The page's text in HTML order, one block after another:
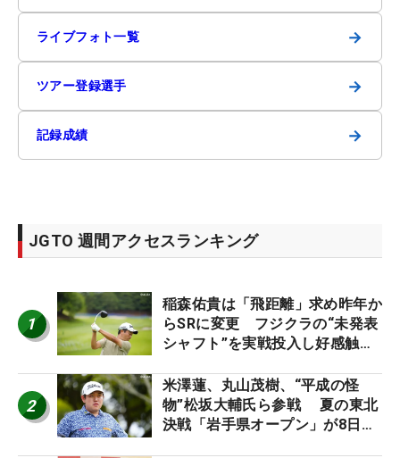
ライブフォト一覧 →
ツアー登録選手 →
記録成績 →
JGTO 週間アクセスランキング
1
稲森佑貴は「飛距離」求め昨年か
らSRに変更 フジクラの“未発表
シャフト”を実戦投入し好感触
ーのヒトネタ！】
2
米澤蓮、丸山茂樹、“平成の怪
物”松坂大輔氏ら参戦 夏の東北
決戦「岩手県オープン」が8日開